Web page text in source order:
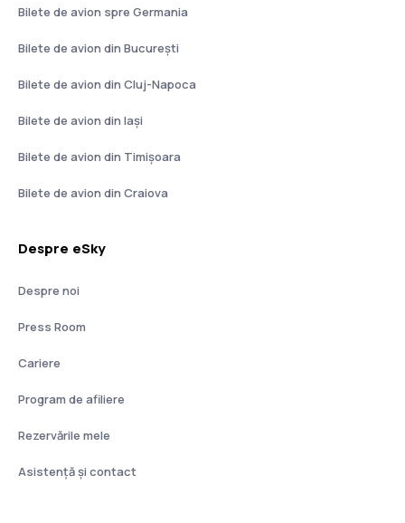
Bilete de avion spre Germania
Bilete de avion din București
Bilete de avion din Cluj-Napoca
Bilete de avion din Iași
Bilete de avion din Timișoara
Bilete de avion din Craiova
Despre eSky
Despre noi
Press Room
Cariere
Program de afiliere
Rezervările mele
Asistenţă şi contact